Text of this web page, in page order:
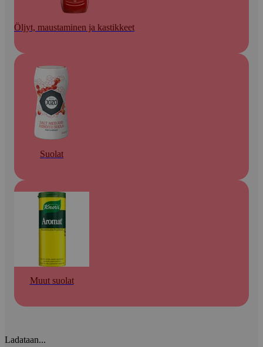
Öljyt, maustaminen ja kastikkeet
Suolat
Muut suolat
Ladataan...